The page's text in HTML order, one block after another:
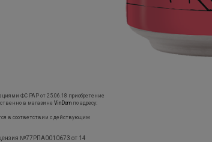
ПивоBelhaven,
ФС РАР от 25.06.18 приобретение
в магазине VinDom по адресу:
в соответствии с действующим
№77РПА0010673 от 14